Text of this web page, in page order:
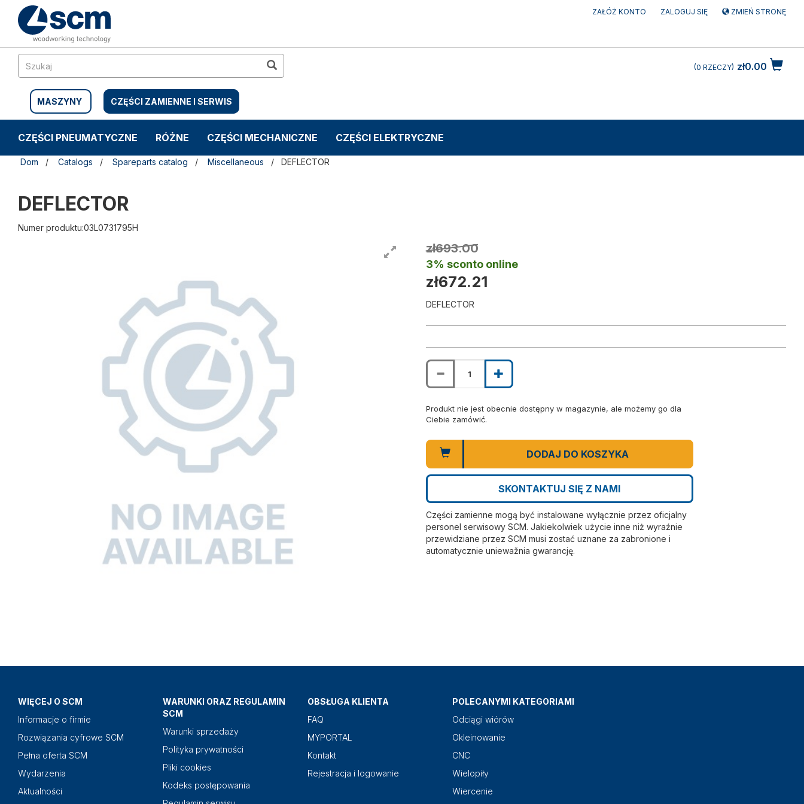
Przejdź
treści
Przejdź
menu
nawigacyjnego
ZAŁÓŻ KONTO ZALOGUJ SIĘ ZMIEŃ STRONĘ
MASZYNY CZĘŚCI ZAMIENNE I SERWIS
zł0.00
0 RZECZY
CZĘŚCI PNEUMATYCZNE RÓŻNE CZĘŚCI MECHANICZNE CZĘŚCI ELEKTRYCZNE
Dom Catalogs Spareparts catalog Miscellaneous DEFLECTOR
DEFLECTOR
Numer produktu:03L0731795H
zł693.00
3% sconto online
zł672.21
DEFLECTOR
Produkt nie jest obecnie dostępny w magazynie, ale możemy go dla
Ciebie zamówić.
DODAJ DO KOSZYKA
SKONTAKTUJ SIĘ Z NAMI
Części zamienne mogą być instalowane wyłącznie przez oficjalny
personel serwisowy SCM. Jakiekolwiek użycie inne niż wyraźnie
przewidziane przez SCM musi zostać uznane za zabronione i
automatycznie uniewažnia gwarancję.
WIĘCEJ O SCM
Informacje o firmie
Rozwiązania cyfrowe SCM
Pełna oferta SCM
Wydarzenia
Aktualności
WARUNKI ORAZ REGULAMIN
SCM
Warunki sprzedaży
Polityka prywatności
Pliki cookies
Kodeks postępowania
OBSŁUGA KLIENTA
FAQ
MYPORTAL
Kontakt
Rejestracja i logowanie
POLECANYMI KATEGORIAMI
Odciągi wiórów
Okleinowanie
CNC
Wielopiły
Wiercenie